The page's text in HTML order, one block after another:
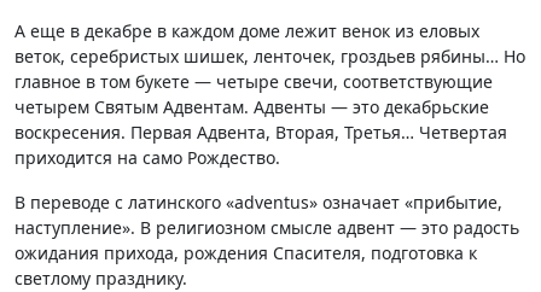
А еще в декабре в каждом доме лежит венок из еловых
веток, серебристых шишек, ленточек, гроздьев рябины… Но
главное в том букете — четыре свечи, соответствующие
четырем Святым Адвентам. Адвенты — это декабрьские
воскресения. Первая Адвента, Вторая, Третья… Четвертая
приходится на само Рождество.
В переводе с латинского «adventus» означает «прибытие,
наступление». В религиозном смысле адвент — это радость
ожидания прихода, рождения Спасителя, подготовка к
светлому празднику.